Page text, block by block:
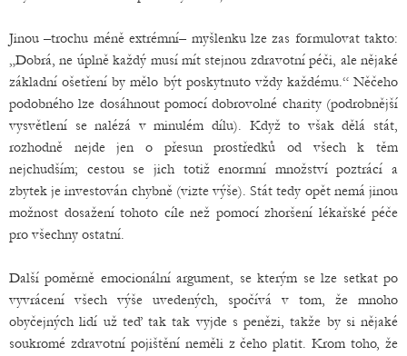
Jinou –trochu méně extrémní– myšlenku lze zas formulovat takto:
„Dobrá, ne úplně každý musí mít stejnou zdravotní péči, ale nějaké
základní ošetření by mělo být poskytnuto vždy každému.“ Něčeho
podobného lze dosáhnout pomocí dobrovolné charity (podrobnější
vysvětlení se nalézá v minulém dílu). Když to však dělá stát,
rozhodně nejde jen o přesun prostředků od všech k těm
nejchudším; cestou se jich totiž enormní množství poztrácí a
zbytek je investován chybně (vizte výše). Stát tedy opět nemá jinou
možnost dosažení tohoto cíle než pomocí zhoršení lékařské péče
pro všechny ostatní.
Další poměrně emocionální argument, se kterým se lze setkat po
vyvrácení všech výše uvedených, spočívá v tom, že mnoho
obyčejných lidí už teď tak tak vyjde s penězi, takže by si nějaké
soukromé zdravotní pojištění neměli z čeho platit. Krom toho, že